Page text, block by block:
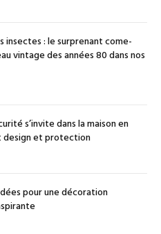
insectes : le surprenant come-
vintage des années 80 dans nos
s’invite dans la maison en
design et protection
pour une décoration